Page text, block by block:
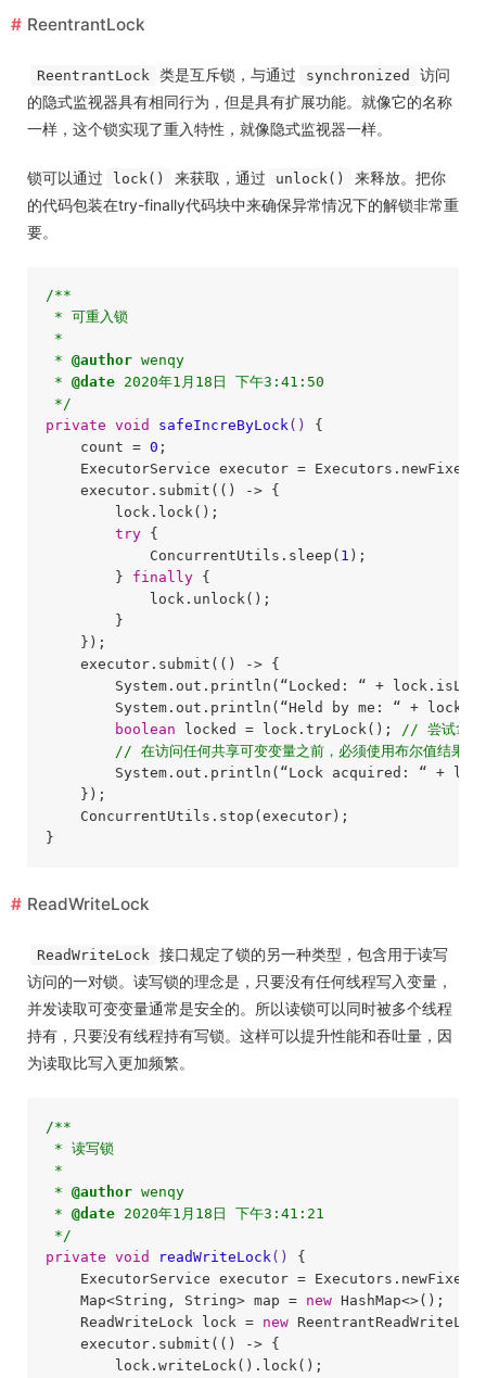
ReentrantLock
ReentrantLock 类是互斥锁，与通过 synchronized
访问
的隐式监视器具有相同行为，但是具有扩展功能。就像它的名称
一样，这个锁实现了重入特性，就像隐式监视器一样。
锁可以通过 lock() 来获取，通过 unlock()
来释放。把你
的代码包装在try-finally代码块中来确保异常情况下的解锁非常重
要。
/**
* 可重入锁
*
* @author wenqy
* @date 2020年1月18日 下午3:41:50
*/
private void safeIncreByLock()
{
    count =
0 ;
ExecutorService executor =
    executor.submit(() -> {
        lock.lock();
try {
            ConcurrentUtils.sleep(
1 );
        }
finally {
            lock.unlock();
        }
    });
    executor.submit(() -> {
System.out.println(“Locked: “ +
System.out.println(“Held by me: “ +
boolean locked = lock.tryLock(); // 尝试拿锁
// 在访问任何共享可变变量之前，必须使用布尔值结果来
System.out.println(“Lock acquired: “ +
    });
    ConcurrentUtils.stop(executor);
ReadWriteLock
ReadWriteLock 接口规定了锁的另一种类型，包含用于读写
访问的一对锁。读写锁的理念是，只要没有任何线程写入变量，
并发读取可变变量通常是安全的。所以读锁可以同时被多个线程
持有，只要没有线程持有写锁。这样可以提升性能和吞吐量，因
为读取比写入更加频繁。
/**
* 读写锁
*
* @author wenqy
* @date 2020年1月18日 下午3:41:21
*/
private void readWriteLock()
{
ExecutorService executor =
    Map<String, String> map =
new HashMap<>();
    ReadWriteLock lock =
new
    executor.submit(() -> {
        lock.writeLock().lock();